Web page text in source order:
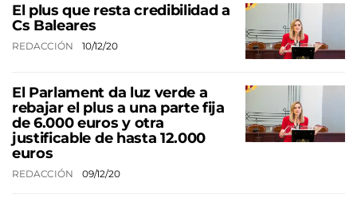
El plus que resta credibilidad a
Cs Baleares
REDACCIÓN 10/12/20
El Parlament da luz verde a
rebajar el plus a una parte fija
de 6.000 euros y otra
justificable de hasta 12.000
euros
REDACCIÓN 09/12/20